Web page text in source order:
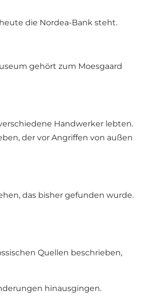
die Nordea-Bank steht.
gehört zum Moesgaard
Handwerker lebten.
der vor Angriffen von außen
das bisher gefunden wurde.
Quellen beschrieben,
hinausgingen.